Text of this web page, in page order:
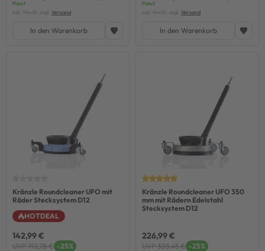
Paket
inkl. MwSt. zzgl. Versand
In den Warenkorb
Paket
inkl. MwSt. zzgl. Versand
In den Warenkorb
Kränzle Roundcleaner UFO mit
Räder Stecksystem D12
HOTDEAL
142,99 €
UVP 192,78 € -25%
Kränzle Roundcleaner UFO 350
mm mit Rädern Edelstahl
Stecksystem D12
226,99 €
UVP 303,45 € -25%